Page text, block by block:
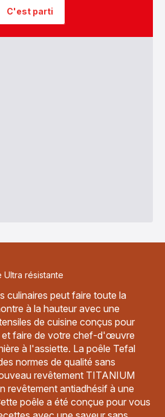
C'est parti
résistante
culinaires peut faire toute la
à la hauteur avec une
de cuisine conçus pour
et faire de votre chef-d'œuvre
à l'assiette. La poêle Tefal
normes de qualité sans
revêtement TITANIUM
revêtement antiadhésif à une
poêle a été conçue pour vous